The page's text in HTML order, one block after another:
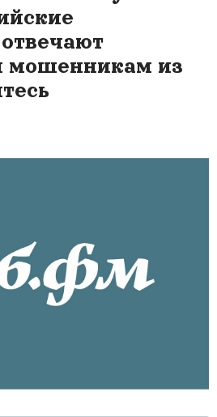
мошенникам из